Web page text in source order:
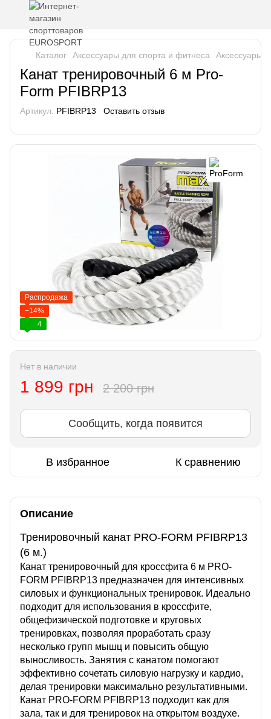
Каталог Аксессуары для спорта и фитнеса Аксессуары
Канат тренировочный 6 м Pro-
Form PFIBRP13
Артикул: PFIBRP13 Оставить отзыв
Распродажа
−14%
4
Нет в наличии
1 899 грн 2 200 грн
Сообщить, когда появится
В избранное К сравнению
Описание
Тренировочный канат PRO-FORM PFIBRP13
(6 м.)
Канат тренировочный для кроссфита 6 м PRO-
FORM PFIBRP13 предназначен для интенсивных
силовых и функциональных тренировок. Идеально
подходит для использования в кроссфите,
общефизической подготовке и круговых
тренировках, позволяя проработать сразу
несколько групп мышц и повысить общую
выносливость. Занятия с канатом помогают
эффективно сочетать силовую нагрузку и кардио,
делая тренировки максимально результативными.
Канат PRO-FORM PFIBRP13 подходит как для
зала, так и для тренировок на открытом воздухе.